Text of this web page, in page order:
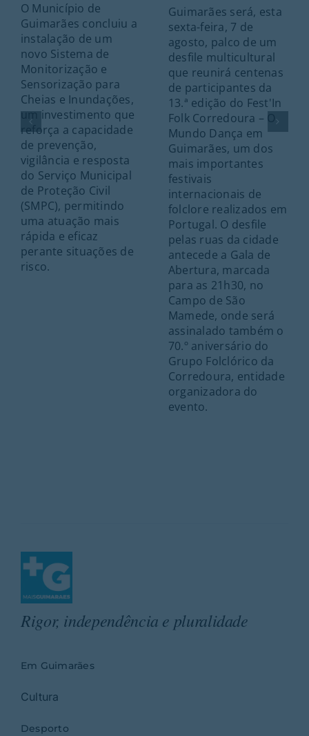
O Município de
Guimarães concluiu a
instalação de um
novo Sistema de
Monitorização e
Sensorização para
Cheias e Inundações,
um investimento que
reforça a capacidade
de prevenção,
vigilância e resposta
do Serviço Municipal
de Proteção Civil
(SMPC), permitindo
uma atuação mais
rápida e eficaz
perante situações de
risco.
Guimarães será, esta
sexta-feira, 7 de
agosto, palco de um
desfile multicultural
que reunirá centenas
de participantes da
13.ª edição do Fest'In
Folk Corredoura – O
Mundo Dança em
Guimarães, um dos
mais importantes
festivais
internacionais de
folclore realizados em
Portugal. O desfile
pelas ruas da cidade
antecede a Gala de
Abertura, marcada
para as 21h30, no
Campo de São
Mamede, onde será
assinalado também o
70.º aniversário do
Grupo Folclórico da
Corredoura, entidade
organizadora do
evento.
Rigor, independência e pluralidade
Em Guimarães
Cultura
Desporto